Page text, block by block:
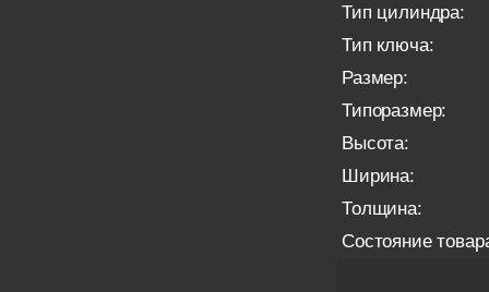
Тип цилиндра:
Тип ключа:
Размер:
Типоразмер:
Высота:
Ширина:
Толщина:
Состояние